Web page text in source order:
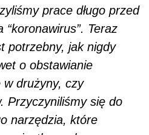
prace długo przed
“koronawirus”. Teraz
potrzebny, jak nigdy
o obstawianie
w drużyny, czy
Przyczyniliśmy się do
narzędzia, które